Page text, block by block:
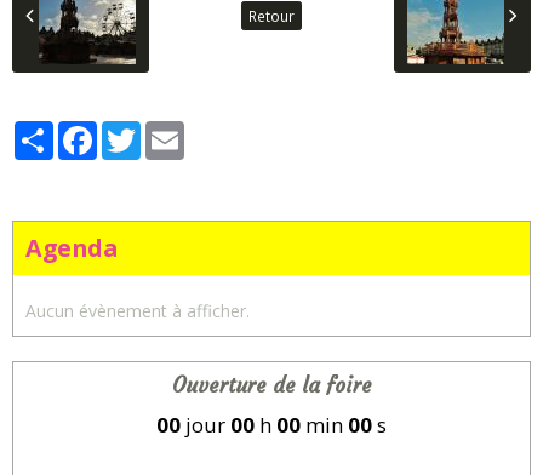
Retour
PartagerFacebook
Twitter
Agenda
Aucun évènement à afficher.
Ouverture de la foire
00 jour 00 h 00 min 00s